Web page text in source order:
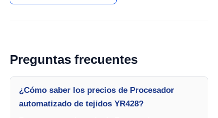
Preguntas frecuentes
¿Cómo saber los precios de Procesador
automatizado de tejidos YR428?